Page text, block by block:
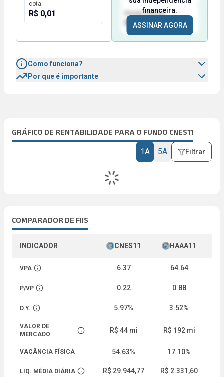
cota
R$ 0,01
financeira.
ASSINAR AGORA
Renda mensal
R$ 123,00
Como funciona?
Por que é importante
GRÁFICO DE RENTABILIDADE PARA O FUNDO CNES11
1A 5A Filtrar
COMPARADOR DE FIIS
INDICADOR CNES11 HAAA11
VPA
Abrir descrição
6.37 64.64
P/VP
Abrir descrição
0.22 0.88
D.Y.
Abrir descrição
5.97% 3.52%
VALOR DE
MERCADO
Abrir descrição
R$ 44 mi R$ 192 mi
VACÂNCIA FÍSICA 54.63% 17.10%
LIQ. MÉDIA DIÁRIA R$ 29.944,77 R$ 2.331,60